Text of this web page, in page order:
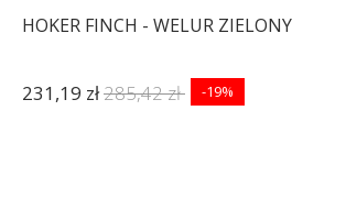
HOKER FINCH - WELUR ZIELONY
231,19 zł285,42 zł -19%